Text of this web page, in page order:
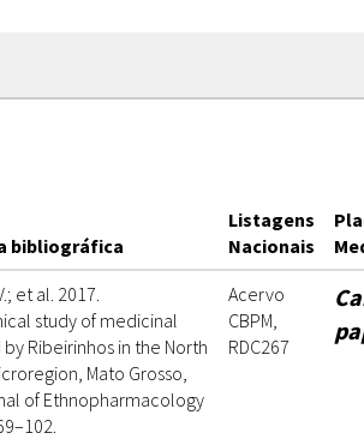
bibliográfica
Listagens
Nacionais
et al. 2017.
study of medicinal
Ribeirinhos in the North
Mato Grosso,
of Ethnopharmacology
Acervo
CBPM,
RDC267